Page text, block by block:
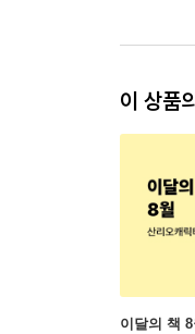
이 상품
이달의 책